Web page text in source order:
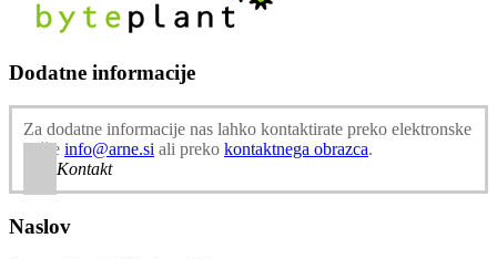
Dodatne informacije
Za dodatne informacije nas lahko kontaktirate preko elektronske
pošte info@arne.si ali preko kontaktnega obrazca.
Kontakt
Naslov